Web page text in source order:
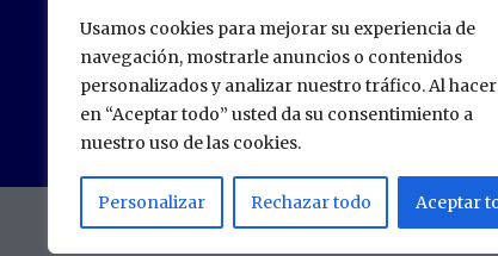
Usamos cookies para mejorar su experiencia de
navegación, mostrarle anuncios o contenidos
personalizados y analizar nuestro tráfico. Al
en “Aceptar todo” usted da su consentimiento a
nuestro uso de las cookies.
Personalizar Rechazar todo Aceptar